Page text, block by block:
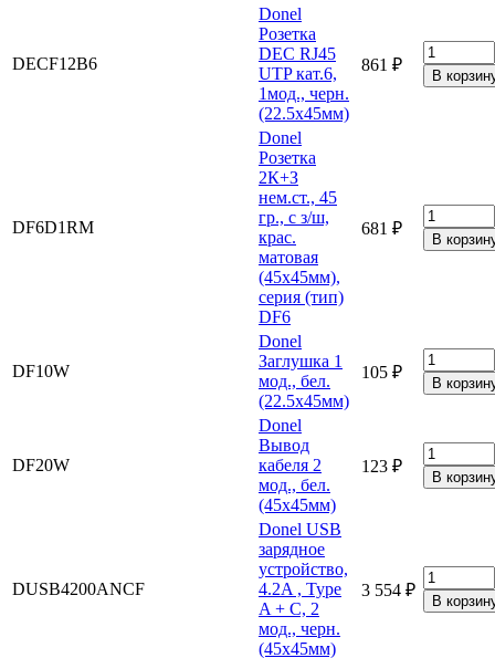
DECF12B6
Donel
Розетка
DEC RJ45
UTP кат.6,
1мод., черн.
(22.5х45мм)
861 ₽
DF6D1RM
Donel
Розетка
2К+З
нем.ст., 45
гр., с з/ш,
крас.
матовая
(45х45мм),
серия (тип)
DF6
681 ₽
DF10W
Donel
Заглушка 1
мод., бел.
(22.5х45мм)
105 ₽
DF20W
Donel
Вывод
кабеля 2
мод., бел.
(45х45мм)
123 ₽
DUSB4200ANCF
Donel USB
зарядное
устройство,
4.2A , Type
A + C, 2
мод., черн.
(45х45мм)
3 554 ₽